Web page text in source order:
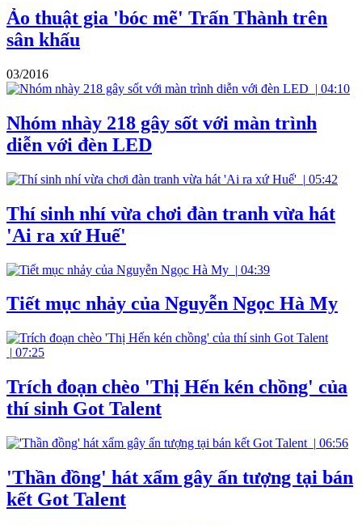
Ảo thuật gia 'bóc mẽ' Trấn Thành trên
sân khấu
03/2016
| 04:10
Nhóm nhày 218 gây sốt với màn trình
diễn với đèn LED
| 05:42
Thí sinh nhí vừa chơi đàn tranh vừa hát
'Ai ra xứ Huế'
| 04:39
Tiết mục nhảy của Nguyễn Ngọc Hà My
| 07:25
Trích đoạn chèo 'Thị Hến kén chồng' của
thí sinh Got Talent
| 06:56
'Thần đồng' hát xẩm gây ấn tượng tại bán
kết Got Talent